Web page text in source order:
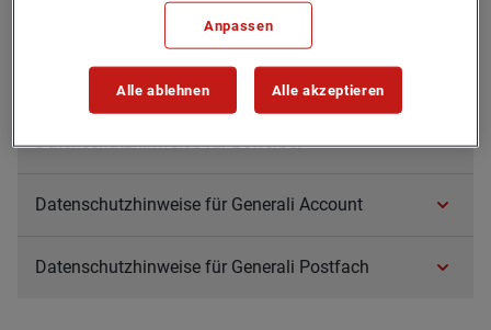
Ver­hal­tens­re­geln der deut­schen Ver­si­che­rungs­
wirt­schaft (Code of Con­duct Daten­schutz)
Daten­schutz­hin­weise für Bewer­ber
Daten­schutz­hin­weise für Gene­rali Account
Daten­schutz­hin­weise für Gene­rali Post­fach
Anpassen
Alle ablehnen Alle akzeptieren